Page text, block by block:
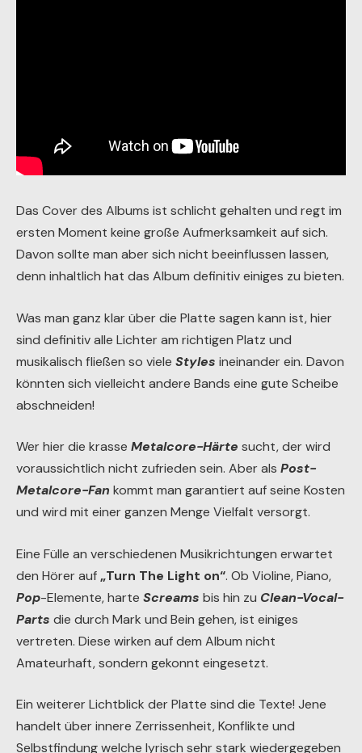
Das Cover des Albums ist schlicht gehalten und regt im
ersten Moment keine große Aufmerksamkeit auf sich.
Davon sollte man aber sich nicht beeinflussen lassen,
denn inhaltlich hat das Album definitiv einiges zu bieten.
Was man ganz klar über die Platte sagen kann ist, hier
sind definitiv alle Lichter am richtigen Platz und
musikalisch fließen so viele Styles ineinander ein. Davon
könnten sich vielleicht andere Bands eine gute Scheibe
abschneiden!
Wer hier die krasse Metalcore-Härte sucht, der wird
voraussichtlich nicht zufrieden sein. Aber als Post-
Metalcore-Fan kommt man garantiert auf seine Kosten
und wird mit einer ganzen Menge Vielfalt versorgt.
Eine Fülle an verschiedenen Musikrichtungen erwartet
den Hörer auf „Turn The Light on“. Ob Violine, Piano,
Pop-Elemente, harte Screams bis hin zu Clean-Vocal-
Parts die durch Mark und Bein gehen, ist einiges
vertreten. Diese wirken auf dem Album nicht
Amateurhaft, sondern gekonnt eingesetzt.
Ein weiterer Lichtblick der Platte sind die Texte! Jene
handelt über innere Zerrissenheit, Konflikte und
Selbstfindung welche lyrisch sehr stark wiedergegeben